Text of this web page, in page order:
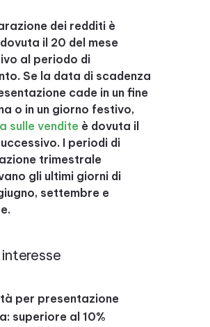
dei redditi è
il 20 del mese
al periodo di
Se la data di scadenza
cade in un fine
o in un giorno festivo,
sulle vendite è dovuta il
I periodi di
trimestrale
gli ultimi giorni di
settembre e
interesse
per presentazione
superiore al 10%